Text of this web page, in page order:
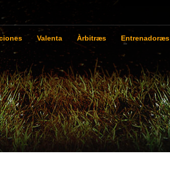
Valenta Àrbitræs Entrenadoræs